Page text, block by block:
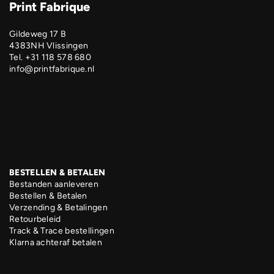
Print Fabrique
Gildeweg 17 B
4383NH Vlissingen
Tel. +31 118 578 680
info@printfabrique.nl
BESTELLEN & BETALEN
Bestanden aanleveren
Bestellen & Betalen
Verzending & Betalingen
Retourbeleid
Track & Trace bestellingen
Klarna achteraf betalen